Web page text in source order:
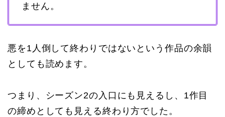
ません。
悪を1人倒して終わりではないという作品の余韻
としても読めます。
つまり、シーズン2の入口にも見えるし、1作目
の締めとしても見える終わり方でした。